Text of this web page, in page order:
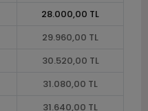
28.000,00 TL
29.960,00 TL
30.520,00 TL
31.080,00 TL
31.640,00 TL